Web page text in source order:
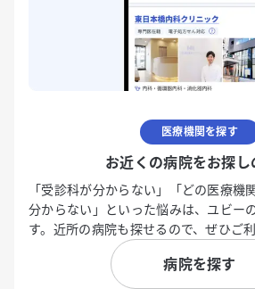
医療機関を探す
お近くの病院をお探し
「受診科が分からない」「どの医療機
分からない」といった悩みは、ユビー
す。近所の病院も探せるので、ぜひご
病院を探す